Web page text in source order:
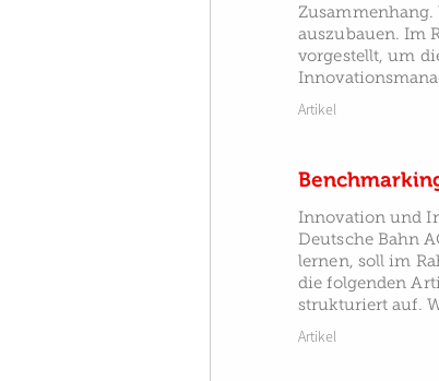
auszubauen. Im
vorgestellt, um
Artikel
Innovation und
Deutsche Bahn
lernen, soll im
die folgenden
strukturiert auf.
Artikel